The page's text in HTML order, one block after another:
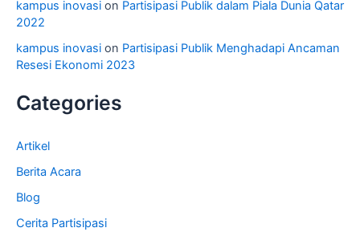
kampus inovasi on Partisipasi Publik dalam Piala Dunia Qatar
2022
kampus inovasi on Partisipasi Publik Menghadapi Ancaman
Resesi Ekonomi 2023
Categories
Artikel
Berita Acara
Blog
Cerita Partisipasi